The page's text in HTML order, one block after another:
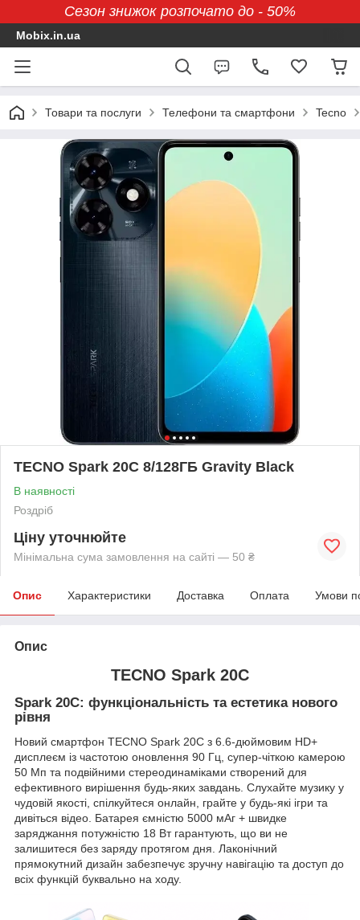
Сезон знижок розпочато до - 50%
Mobix.in.ua
Товари та послуги Телефони та смартфони Tecno
TECNO Spark 20C 8/128ГБ Gravity Black
В наявності
Роздріб
Ціну уточнюйте
Мінімальна сума замовлення на сайті — 50 ₴
Опис Характеристики Доставка Оплата Умови
Опис
TECNO Spark 20C
Spark 20C: функціональність та естетика нового
рівня
Новий смартфон TECNO Spark 20C з 6.6-дюймовим HD+
дисплеєм із частотою оновлення 90 Гц, супер-чіткою камерою
50 Мп та подвійними стереодинаміками створений для
ефективного вирішення будь-яких завдань. Слухайте музику у
чудовій якості, спілкуйтеся онлайн, грайте у будь-які ігри та
дивіться відео. Батарея ємністю 5000 мАг + швидке
заряджання потужністю 18 Вт гарантують, що ви не
залишитеся без заряду протягом дня. Лаконічний
прямокутний дизайн забезпечує зручну навігацію та доступ до
всіх функцій буквально на ходу.